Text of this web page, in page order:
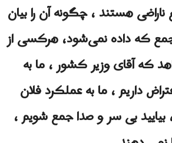
ناراضی هستند ، چگونه آن را بیان
که داده نمی‌شود، هرکسی از
که آقای وزیر کشور ، ما به
داریم ، ما به عملکرد فلان
بیایید بی سر و صدا جمع شویم ،